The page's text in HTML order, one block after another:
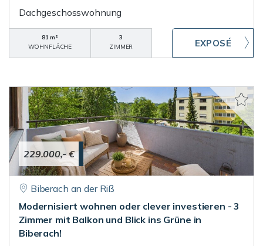
Dachgeschosswohnung
81 m²
WOHNFLÄCHE
3
ZIMMER
229.000,- €
Biberach an der Riß
Modernisiert wohnen oder clever investieren - 3
Zimmer mit Balkon und Blick ins Grüne in
Biberach!